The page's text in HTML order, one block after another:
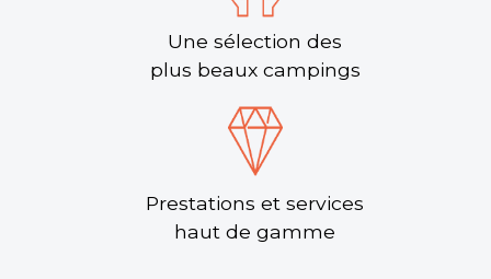
Une sélection des
plus beaux campings
Prestations et services
haut de gamme